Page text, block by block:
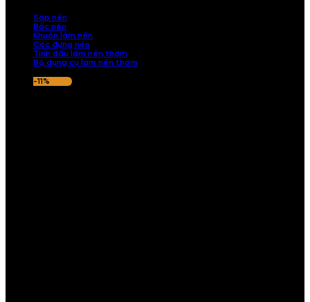
Sáp nến
Bấc nến
Khuôn làm nến
Cốc đựng nến
Tinh dầu làm nến thơm
Bộ dụng cụ làm nến thơm
-11%